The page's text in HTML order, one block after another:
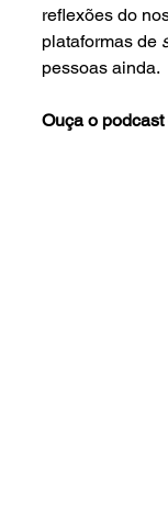
reflexões do
plataformas de
pessoas ainda.
Ouça o podcast